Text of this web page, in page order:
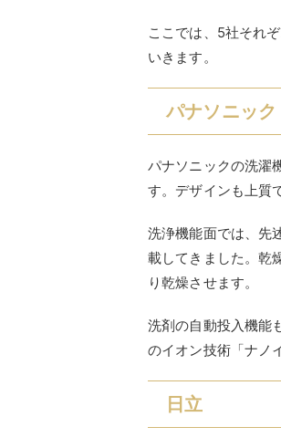
ここでは、5社それ
いきます。
パナソニック
パナソニックの洗濯
す。デザインも上質
洗浄機能面では、先
載してきました。乾
り乾燥させます。
洗剤の自動投入機能
のイオン技術「ナノ
日立